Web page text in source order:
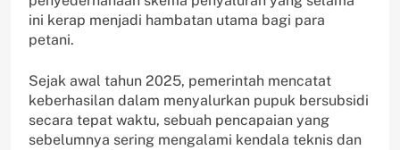
ini kerap menjadi hambatan utama bagi para
petani.
Sejak awal tahun 2025, pemerintah mencatat
keberhasilan dalam menyalurkan pupuk bersubsidi
secara tepat waktu, sebuah pencapaian yang
sebelumnya sering mengalami kendala teknis dan